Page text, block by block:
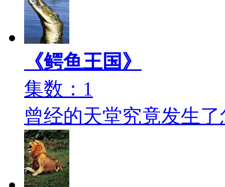
《鳄鱼王国》
集数：1
曾经的天堂究竟发生